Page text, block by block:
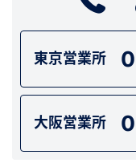
東京営業所
大阪営業所